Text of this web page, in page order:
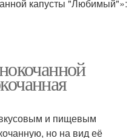
капусты "Любимый"»:
и пищевым
но на вид её